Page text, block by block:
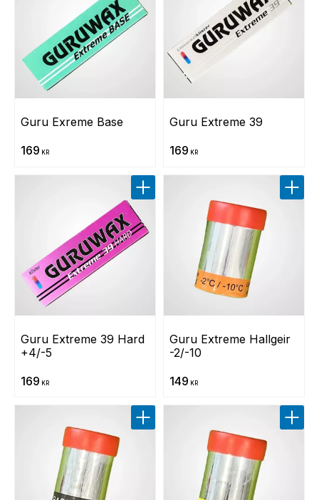
Guru Exreme Base
169 KR
Guru Extreme 39
169 KR
Guru Extreme 39 Hard
+4/-5
169 KR
Lägg till i favoriter
Guru Extreme Hallgeir
-2/-10
149 KR
Lägg
Lägg till i favoriter Lägg